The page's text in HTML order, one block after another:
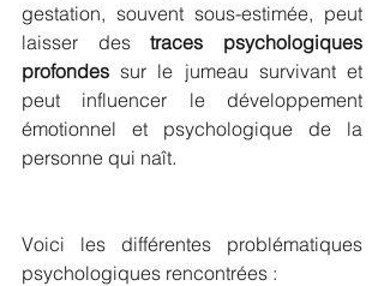
gestation, souvent sous-estimée, peut
laisser des traces psychologiques
profondes sur le jumeau survivant et
peut influencer le développement
émotionnel et psychologique de la
personne qui naît.
Voici les différentes problématiques
psychologiques rencontrées :